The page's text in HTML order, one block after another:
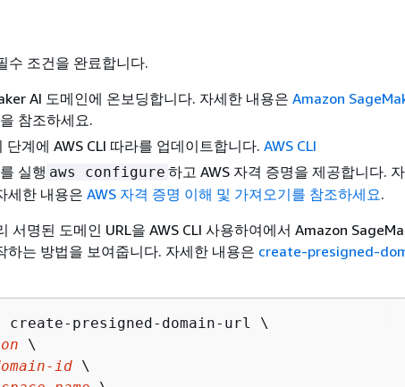
수 조건을 완료합니다.
AI 도메인에 온보딩합니다. 자세한 내용은 Amazon
을 참조하세요.
단계에 AWS CLI 따라를 업데이트합니다. AWS CLI
실행 aws configure 하고 AWS 자격 증명을 제공합니다.
세한 내용은 AWS 자격 증명 이해 및 가져오기를 참조하세요.
서명된 도메인 URL을 AWS CLI 사용하여에서 Amazon
하는 방법을 보여줍니다. 자세한 내용은 create-presigned-
create-presigned-domain-url \
\
id \